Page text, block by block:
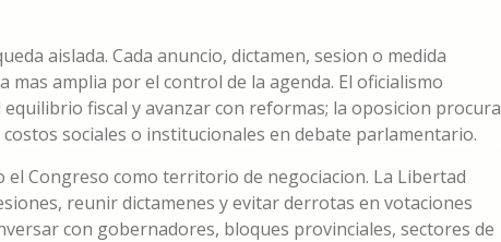
aislada. Cada anuncio, dictamen, sesion o medida
amplia por el control de la agenda. El oficialismo
fiscal y avanzar con reformas; la oposicion procura
sociales o institucionales en debate parlamentario.
Congreso como territorio de negociacion. La Libertad
reunir dictamenes y evitar derrotas en votaciones
con gobernadores, bloques provinciales, sectores de